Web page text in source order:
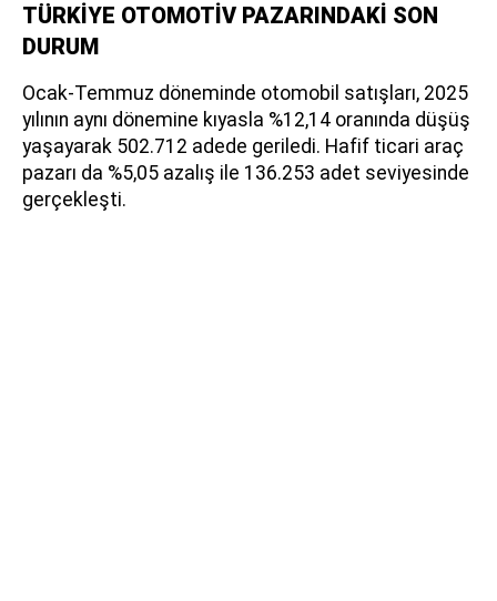
TÜRKİYE OTOMOTİV PAZARINDAKİ SON
DURUM
Ocak-Temmuz döneminde otomobil satışları, 2025
yılının aynı dönemine kıyasla %12,14 oranında düşüş
yaşayarak 502.712 adede geriledi. Hafif ticari araç
pazarı da %5,05 azalış ile 136.253 adet seviyesinde
gerçekleşti.